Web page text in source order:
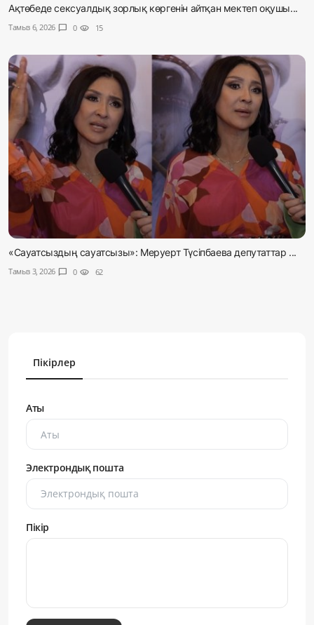
Ақтөбеде сексуалдық зорлық көргенін айтқан мектеп оқушы...
Тамыз 6, 2026 chat_bubble 0 visibility 15
«Сауатсыздың сауатсызы»: Меруерт Түсіпбаева депутаттар ...
Тамыз 3, 2026 chat_bubble 0 visibility 62
Пікірлер
Аты
Электрондық пошта
Пікір